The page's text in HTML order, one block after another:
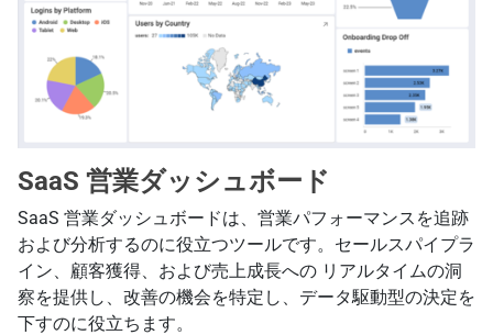
SaaS 営業ダッシュボード
SaaS 営業ダッシュボードは、営業パフォーマンスを追跡
および分析するのに役立つツールです。セールスパイプラ
イン、顧客獲得、および売上成長への リアルタイムの洞
察を提供し、改善の機会を特定し、データ駆動型の決定を
下すのに役立ちます。